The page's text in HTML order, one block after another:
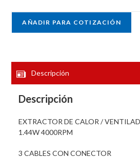
AÑADIR PARA COTIZACIÓN
Descripción
Descripción
EXTRACTOR DE CALOR /
1.44W 4000RPM
3 CABLES CON CONECTOR